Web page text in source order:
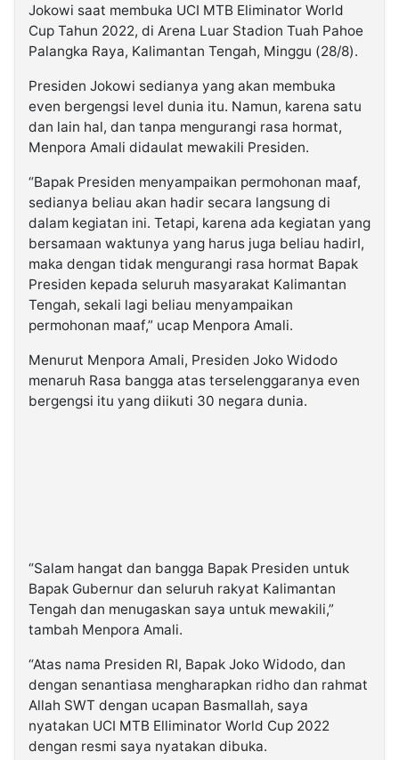
Jokowi saat membuka UCI MTB Eliminator World
Cup Tahun 2022, di Arena Luar Stadion Tuah Pahoe
Palangka Raya, Kalimantan Tengah, Minggu (28/8).
Presiden Jokowi sedianya yang akan membuka
even bergengsi level dunia itu. Namun, karena satu
dan lain hal, dan tanpa mengurangi rasa hormat,
Menpora Amali didaulat mewakili Presiden.
“Bapak Presiden menyampaikan permohonan maaf,
sedianya beliau akan hadir secara langsung di
dalam kegiatan ini. Tetapi, karena ada kegiatan yang
bersamaan waktunya yang harus juga beliau hadirI,
maka dengan tidak mengurangi rasa hormat Bapak
Presiden kepada seluruh masyarakat Kalimantan
Tengah, sekali lagi beliau menyampaikan
permohonan maaf,” ucap Menpora Amali.
Menurut Menpora Amali, Presiden Joko Widodo
menaruh Rasa bangga atas terselenggaranya even
bergengsi itu yang diikuti 30 negara dunia.
“Salam hangat dan bangga Bapak Presiden untuk
Bapak Gubernur dan seluruh rakyat Kalimantan
Tengah dan menugaskan saya untuk mewakili,”
tambah Menpora Amali.
“Atas nama Presiden RI, Bapak Joko Widodo, dan
dengan senantiasa mengharapkan ridho dan rahmat
Allah SWT dengan ucapan Basmallah, saya
nyatakan UCI MTB Elliminator World Cup 2022
dengan resmi saya nyatakan dibuka.